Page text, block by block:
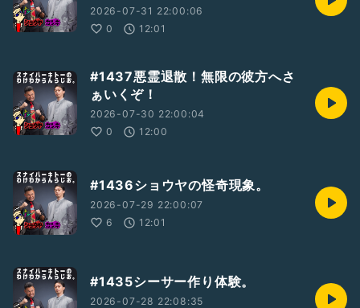
2026-07-31 22:00:06
0
12:01
#1437悪霊退散！無限の彼方へさ
ぁいくぞ！
2026-07-30 22:00:04
0
12:00
#1436ショウヤの怪奇現象。
2026-07-29 22:00:07
6
12:01
#1435シーサー作り体験。
2026-07-28 22:08:35